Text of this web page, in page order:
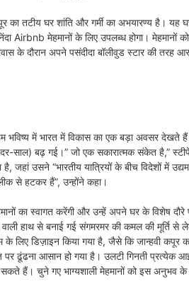
तटीय घर शांति और गर्मी का अभयारण्य है। यह
Airbnb मेहमानों के लिए उपलब्ध होगा। मेहमानों
के दौरान अपने पसंदीदा बॉलीवुड स्टार की तरह
भविष्य में भारत में विकास का एक बड़ा अवसर
साल) बढ़ गई।” जो एक सकारात्मक संकेत है,”
है, जहां उसने “भारतीय यात्रियों के बीच विदेशों में
से हटकर हैं”, उन्होंने कहा।
का स्वागत करेंगी और उन्हें अपने घर के विशेष दौरे
वाली हाथ से बनाई गई संगमरमर की कमल की मूर्ति
के लिए डिज़ाइन किया गया है, जैसे कि जान्हवी कपूर
पर ढूंढना आसान हो गया है। उलटी गिनती प्रत्येक
हैं। चुने गए भाग्यशाली मेहमानों को इस अनुभव के